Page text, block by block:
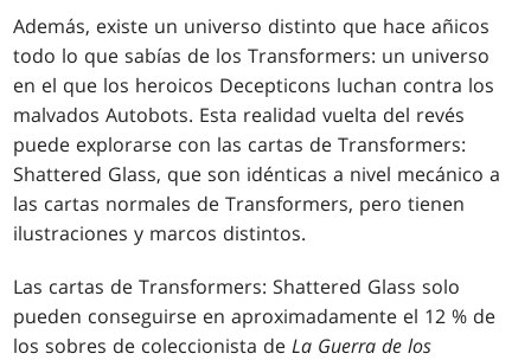
Además, existe un universo distinto que hace añicos
todo lo que sabías de los Transformers: un universo
en el que los heroicos Decepticons luchan contra los
malvados Autobots. Esta realidad vuelta del revés
puede explorarse con las cartas de Transformers:
Shattered Glass, que son idénticas a nivel mecánico a
las cartas normales de Transformers, pero tienen
ilustraciones y marcos distintos.
Las cartas de Transformers: Shattered Glass solo
pueden conseguirse en aproximadamente el 12 % de
los sobres de coleccionista deLa Guerra de los